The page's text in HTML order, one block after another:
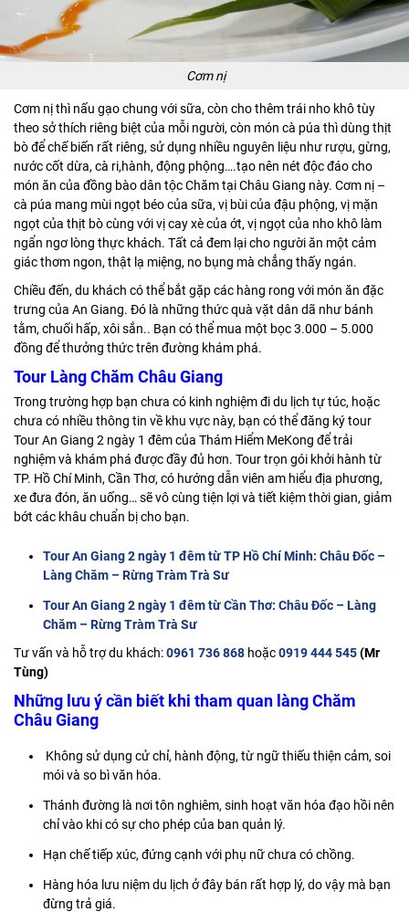
Cơm nị
Cơm nị thì nấu gạo chung với sữa, còn cho thêm trái nho khô tùy
theo sở thích riêng biệt của mỗi người, còn món cà púa thì dùng thịt
bò để chế biến rất riêng, sử dụng nhiều nguyên liệu như rượu, gừng,
nước cốt dừa, cà ri,hành, động phộng….tạo nên nét độc đáo cho
món ăn của đồng bào dân tộc Chăm tại Châu Giang này. Cơm nị –
cà púa mang mùi ngọt béo của sữa, vị bùi của đậu phộng, vị mặn
ngọt của thịt bò cùng với vị cay xè của ớt, vị ngọt của nho khô làm
ngẩn ngơ lòng thực khách. Tất cả đem lại cho người ăn một cảm
giác thơm ngon, thật lạ miệng, no bụng mà chẳng thấy ngán.
Chiều đến, du khách có thể bắt gặp các hàng rong với món ăn đặc
trưng của An Giang. Đó là những thức quà vặt dân dã như bánh
tằm, chuối hấp, xôi sắn.. Bạn có thể mua một bọc 3.000 – 5.000
đồng để thưởng thức trên đường khám phá.
Tour Làng Chăm Châu Giang
Trong trường hợp bạn chưa có kinh nghiệm đi du lịch tự túc, hoặc
chưa có nhiều thông tin về khu vực này, bạn có thể đăng ký tour
Tour An Giang 2 ngày 1 đêm của Thám Hiểm MeKong để trải
nghiệm và khám phá được đầy đủ hơn. Tour trọn gói khởi hành từ
TP. Hồ Chí Minh, Cần Thơ, có hướng dẫn viên am hiểu địa phương,
xe đưa đón, ăn uống… sẽ vô cùng tiện lợi và tiết kiệm thời gian, giảm
bớt các khâu chuẩn bị cho bạn.
Tour An Giang 2 ngày 1 đêm từ TP Hồ Chí Minh: Châu Đốc –
Làng Chăm – Rừng Tràm Trà Sư
Tour An Giang 2 ngày 1 đêm từ Cần Thơ: Châu Đốc – Làng
Chăm – Rừng Tràm Trà Sư
Tư vấn và hỗ trợ du khách:0961 736 868 hoặc0919 444 545(Mr
Tùng)
Những lưu ý cần biết khi tham quan làng Chăm
Châu Giang
Không sử dụng cử chỉ, hành động, từ ngữ thiếu thiện cảm, soi
mói và so bì văn hóa.
Thánh đường là nơi tôn nghiêm, sinh hoạt văn hóa đạo hồi nên
chỉ vào khi có sự cho phép của ban quản lý.
Hạn chế tiếp xúc, đứng cạnh với phụ nữ chưa có chồng.
Hàng hóa lưu niệm du lịch ở đây bán rất hợp lý, do vậy mà bạn
đừng trả giá.